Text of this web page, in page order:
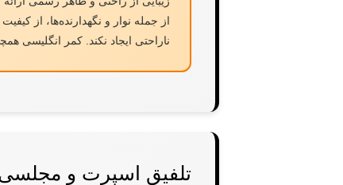
از جمله نوار و نگهدارنده‌ها، از
ناراحتی ایجاد نکند. کمر انگلیسی
تلفیق اسپرت و